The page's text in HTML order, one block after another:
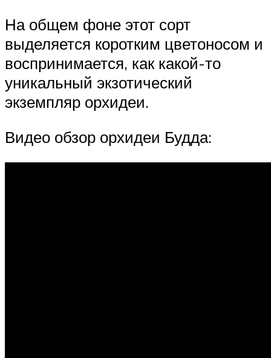
На общем фоне этот сорт
выделяется коротким цветоносом и
воспринимается, как какой-то
уникальный экзотический
экземпляр орхидеи.
Видео обзор орхидеи Будда: